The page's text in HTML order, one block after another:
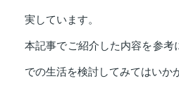
実しています。
本記事でご紹介した内容を参考
での生活を検討してみてはいか